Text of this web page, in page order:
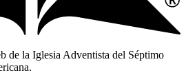
de la Iglesia Adventista del Séptimo